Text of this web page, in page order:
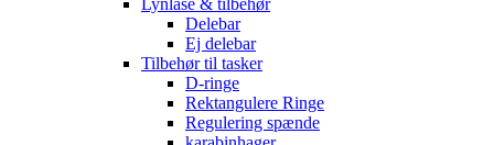
Lynlåse & tilbehør
Delebar
Ej delebar
Tilbehør til tasker
D-ringe
Rektangulere Ringe
Regulering spænde